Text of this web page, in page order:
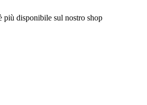
più disponibile sul nostro shop